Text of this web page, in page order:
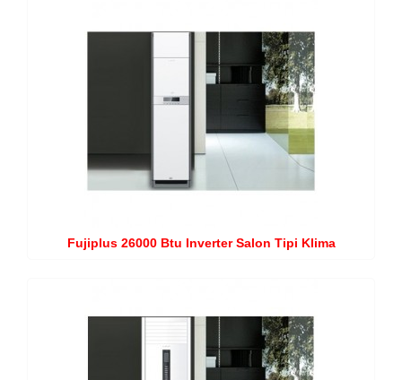
Fujiplus 26000 Btu Inverter Salon Tipi Klima